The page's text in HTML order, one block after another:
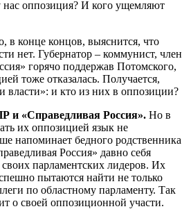
нас оппозиция? И кого ущемляют
в конце концов, выяснится, что
нет. Губернатор – коммунист, член
горячо поддержав Потомского,
тоже отказалась. Получается,
власти»: и кто из них в оппозиции?
и «Справедливая Россия». Но в
их оппозицией язык не
напоминает бедного родственника
Россия» давно себя
своих парламентских лидеров. Их
пытаются найти не только
по областному парламенту. Так
о своей оппозиционной участи.